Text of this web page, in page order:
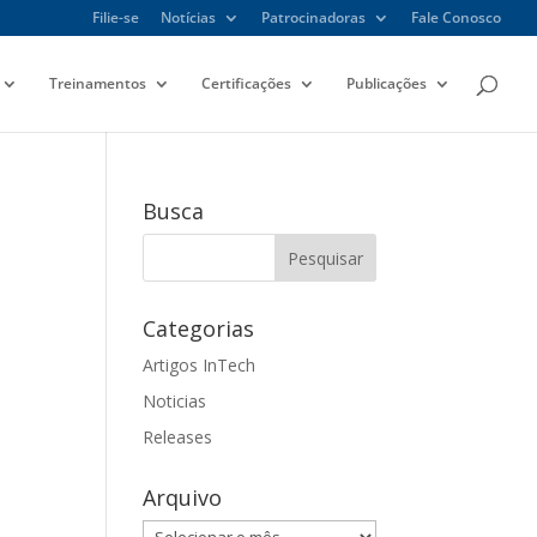
Filie-se Notícias Patrocinadoras Fale Conosco
Treinamentos Certificações Publicações
Busca
Categorias
Artigos InTech
Noticias
Releases
Arquivo